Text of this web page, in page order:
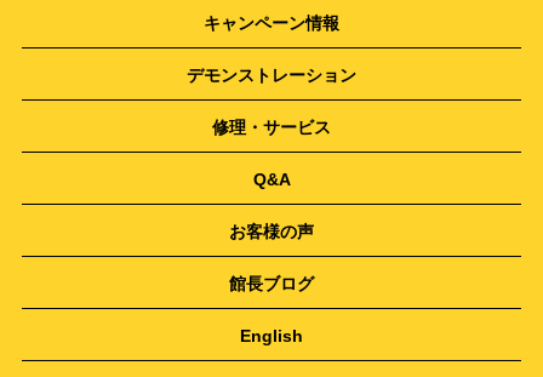
キャンペーン情報
デモンストレーション
修理・サービス
Q&A
お客様の声
館長ブログ
English